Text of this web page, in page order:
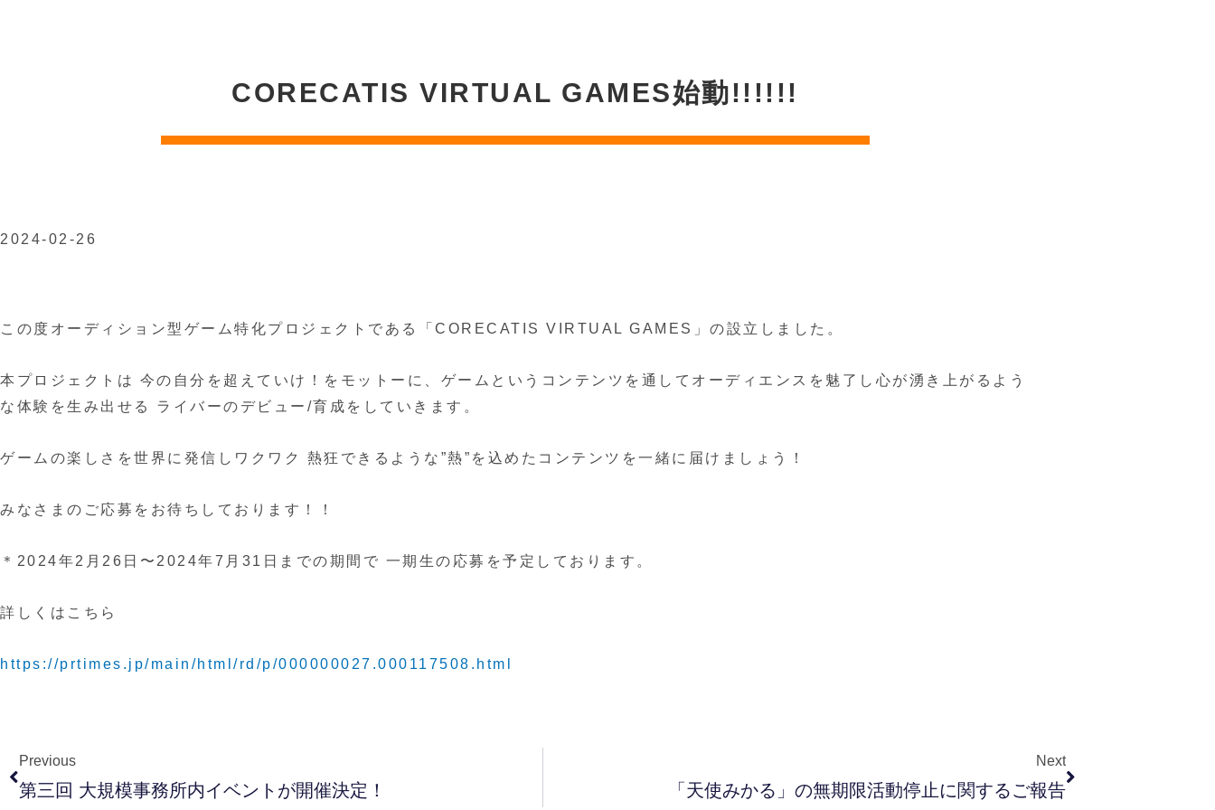
CORECATIS VIRTUAL GAMES始動!!!!!!
2024-02-26
この度オーディション型ゲーム特化プロジェクトである「CORECATIS VIRTUAL GAMES」の設立しました。
本プロジェクトは 今の自分を超えていけ！をモットーに、ゲームというコンテンツを通してオーディエンスを魅了し心が湧き上がるよう
な体験を生み出せる ライバーのデビュー/育成をしていきます。
ゲームの楽しさを世界に発信しワクワク 熱狂できるような”熱”を込めたコンテンツを一緒に届けましょう！
みなさまのご応募をお待ちしております！！
＊2024年2月26日〜2024年7月31日までの期間で 一期生の応募を予定しております。
詳しくはこちら
https://prtimes.jp/main/html/rd/p/000000027.000117508.html
Previous
第三回 大規模事務所内イベントが開催決定！
Next
「天使みかる」の無期限活動停止に関するご報告